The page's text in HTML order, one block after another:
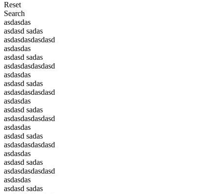
Reset
Search
asdasdas
asdasd sadas
asdasdasdasdasd
asdasdas
asdasd sadas
asdasdasdasdasd
asdasdas
asdasd sadas
asdasdasdasdasd
asdasdas
asdasd sadas
asdasdasdasdasd
asdasdas
asdasd sadas
asdasdasdasdasd
asdasdas
asdasd sadas
asdasdasdasdasd
asdasdas
asdasd sadas